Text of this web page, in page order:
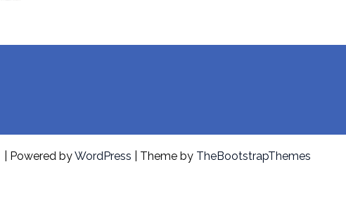
| Powered byWordPress | Theme by TheBootstrapThemes